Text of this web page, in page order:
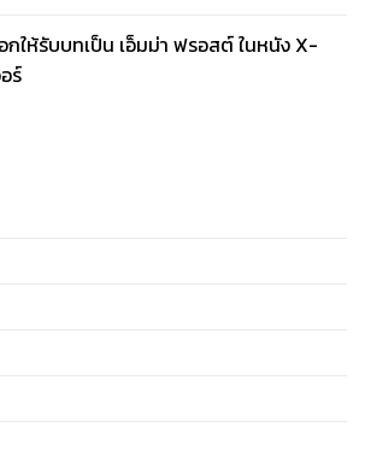
กให้รับบทเป็น เอ็มม่า ฟรอสต์ ในหนัง X-
ร์